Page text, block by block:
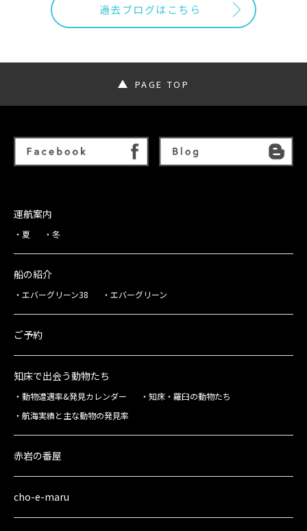
過去ブログはこちら
PAGE TOP
運航案内
夏 冬
船の紹介
エバーグリーン38 エバーグリーン
ご予約
知床で出会う動物たち
動物遭遇率&発見カレンダー
知床・羅臼の動物たち
航海実績と主な動物の発見率
赤岩の番屋
cho-e-maru